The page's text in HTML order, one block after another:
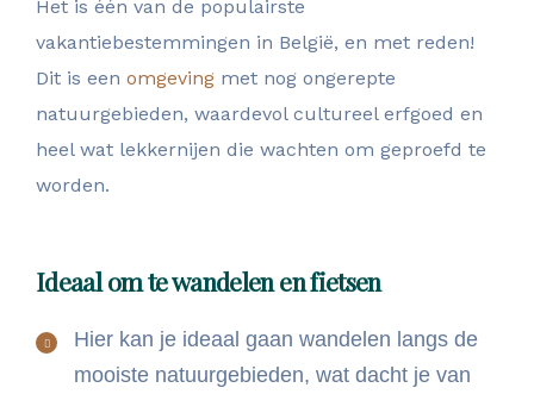
Het is één van de populairste
vakantiebestemmingen in België, en met reden!
Dit is een omgeving met nog ongerepte
natuurgebieden, waardevol cultureel erfgoed en
heel wat lekkernijen die wachten om geproefd te
worden.
Ideaal om te wandelen en fietsen
Hier kan je ideaal gaan wandelen langs de
mooiste natuurgebieden, wat dacht je van